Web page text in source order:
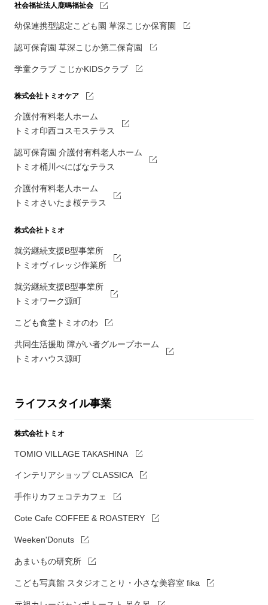
社会福祉法人鹿鳴福祉会
幼保連携型認定こども園 草深こじか保育園
認可保育園 草深こじか第二保育園
学童クラブ こじかKIDSクラブ
株式会社トミオケア
介護付有料老人ホーム
トミオ印西コスモステラス
認可保育園 介護付有料老人ホーム
トミオ桶川べにばなテラス
介護付有料老人ホーム
トミオさいたま桜テラス
株式会社トミオ
就労継続支援B型事業所
トミオヴィレッジ作業所
就労継続支援B型事業所
トミオワーク源町
こども食堂トミオのわ
共同生活援助 障がい者グループホーム
トミオハウス源町
ライフスタイル事業
株式会社トミオ
TOMIO VILLAGE TAKASHINA
インテリアショップ CLASSICA
手作りカフェコテカフェ
Cote Cafe COFFEE & ROASTERY
Weeken'Donuts
あまいもの研究所
こども写真館 スタジオことり・小さな美容室 fika